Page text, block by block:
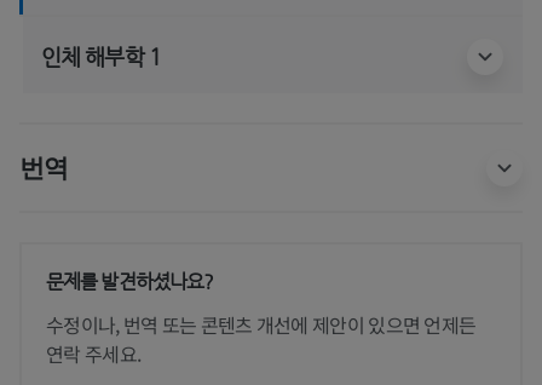
인체 해부학 1
번역
문제를 발견하셨나요?
수정이나, 번역 또는 콘텐츠 개선에 제안이 있으면 언제든
연락 주세요.